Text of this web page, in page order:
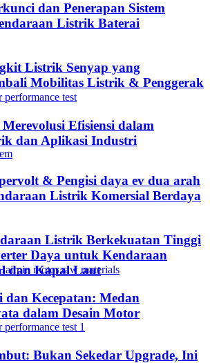
dan Penerapan Sistem
Listrik Baterai
Listrik Senyap yang
Mobilitas Listrik & Penggerak
Efisiensi dalam
dan Aplikasi Industri
& Pengisi daya ev dua arah
Listrik Komersial Berdaya
Listrik Berkekuatan Tinggi
Daya untuk Kendaraan
dan Kapal Laut
dan Kecepatan: Medan
dalam Desain Motor
Bukan Sekedar Upgrade, Ini